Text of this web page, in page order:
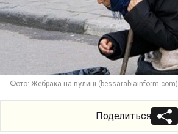
Фото: Жебрака на вулиці (bessarabiainform.com)
Поделиться